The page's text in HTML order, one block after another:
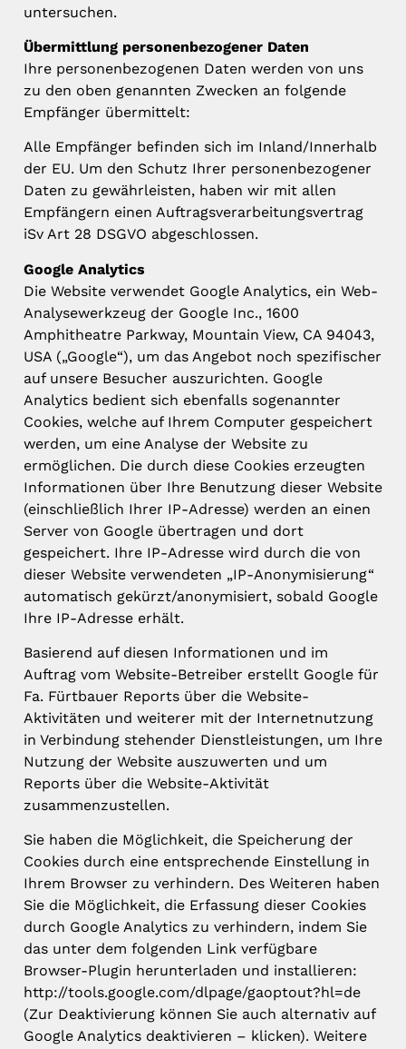
untersuchen.
Übermittlung personenbezogener Daten
Ihre personenbezogenen Daten werden von uns
zu den oben genannten Zwecken an folgende
Empfänger übermittelt:
Alle Empfänger befinden sich im Inland/Innerhalb
der EU. Um den Schutz Ihrer personenbezogener
Daten zu gewährleisten, haben wir mit allen
Empfängern einen Auftragsverarbeitungsvertrag
iSv Art 28 DSGVO abgeschlossen.
Google Analytics
Die Website verwendet Google Analytics, ein Web-
Analysewerkzeug der Google Inc., 1600
Amphitheatre Parkway, Mountain View, CA 94043,
USA („Google“), um das Angebot noch spezifischer
auf unsere Besucher auszurichten. Google
Analytics bedient sich ebenfalls sogenannter
Cookies, welche auf Ihrem Computer gespeichert
werden, um eine Analyse der Website zu
ermöglichen. Die durch diese Cookies erzeugten
Informationen über Ihre Benutzung dieser Website
(einschließlich Ihrer IP-Adresse) werden an einen
Server von Google übertragen und dort
gespeichert. Ihre IP-Adresse wird durch die von
dieser Website verwendeten „IP-Anonymisierung“
automatisch gekürzt/anonymisiert, sobald Google
Ihre IP-Adresse erhält.
Basierend auf diesen Informationen und im
Auftrag vom Website-Betreiber erstellt Google für
Fa. Fürtbauer Reports über die Website-
Aktivitäten und weiterer mit der Internetnutzung
in Verbindung stehender Dienstleistungen, um Ihre
Nutzung der Website auszuwerten und um
Reports über die Website-Aktivität
zusammenzustellen.
Sie haben die Möglichkeit, die Speicherung der
Cookies durch eine entsprechende Einstellung in
Ihrem Browser zu verhindern. Des Weiteren haben
Sie die Möglichkeit, die Erfassung dieser Cookies
durch Google Analytics zu verhindern, indem Sie
das unter dem folgenden Link verfügbare
Browser-Plugin herunterladen und installieren:
http://tools.google.com/dlpage/gaoptout?hl=de
(Zur Deaktivierung können Sie auch alternativ auf
Google Analytics deaktivieren – klicken). Weitere